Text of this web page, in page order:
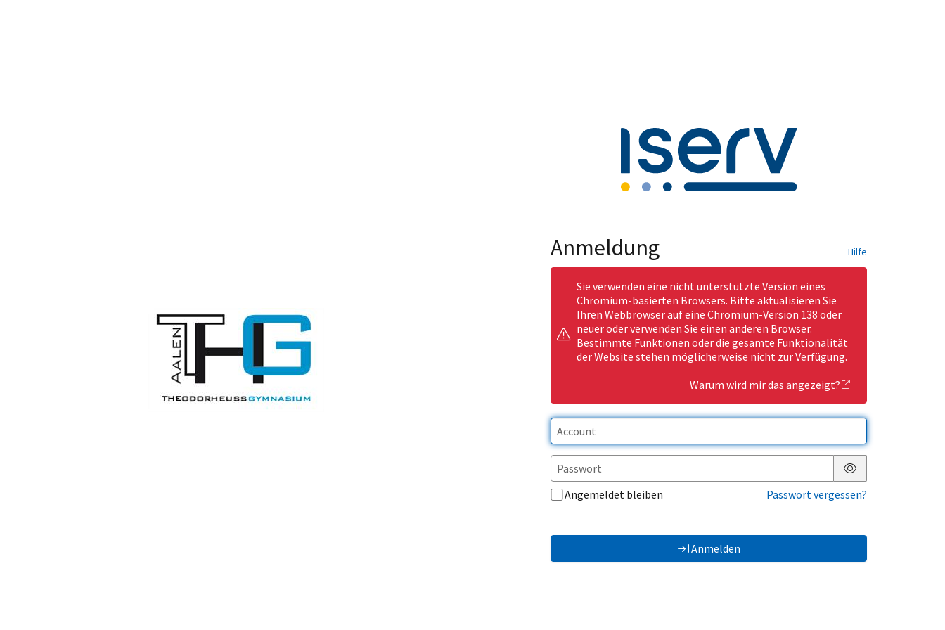
Anmeldung Hilfe
Sie verwenden eine nicht unterstützte Version eines
Chromium-basierten Browsers. Bitte aktualisieren Sie
Ihren Webbrowser auf eine Chromium-Version 138 oder
neuer oder verwenden Sie einen anderen Browser.
Bestimmte Funktionen oder die gesamte Funktionalität
der Website stehen möglicherweise nicht zur Verfügung.
Warum wird mir das angezeigt?
Passwort anzeigen
Angemeldet bleiben
Passwort vergessen?
Anmelden